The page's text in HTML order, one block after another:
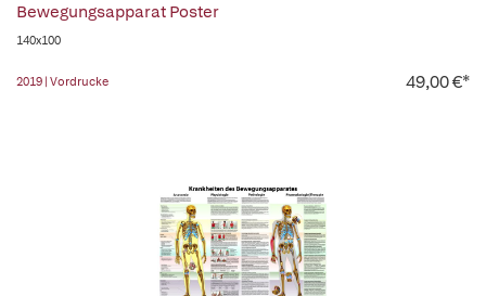
Bewegungsapparat Poster
140x100
2019 | Vordrucke 49,00 €*